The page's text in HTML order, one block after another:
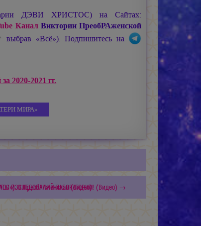
ДЭВИ ХРИСТОС) на Сайтах:
КаналВиктории ПреобРАженской
выбрав «Всё»). Подпишитесь на
2020-2021 гг.
МИРА»
В.ПреобРАженская (Видео)
ИЗСЛЕДОВАНИЙ ЛАБОРАТОРИИ! (Видео) →